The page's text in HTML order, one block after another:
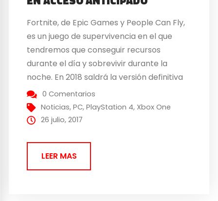
Fortnite, de Epic Games y People Can Fly,
es un juego de supervivencia en el que
tendremos que conseguir recursos
durante el día y sobrevivir durante la
noche. En 2018 saldrá la versión definitiva
de Fortnite como free-to-play Fue una de
las últimas ideas apadrinadas por Cliff
Bleszinski en Epic Games, antes de irse
0 Comentarios
Noticias,PC,PlayStation 4, Xbox One
26 julio, 2017
LEER MAS